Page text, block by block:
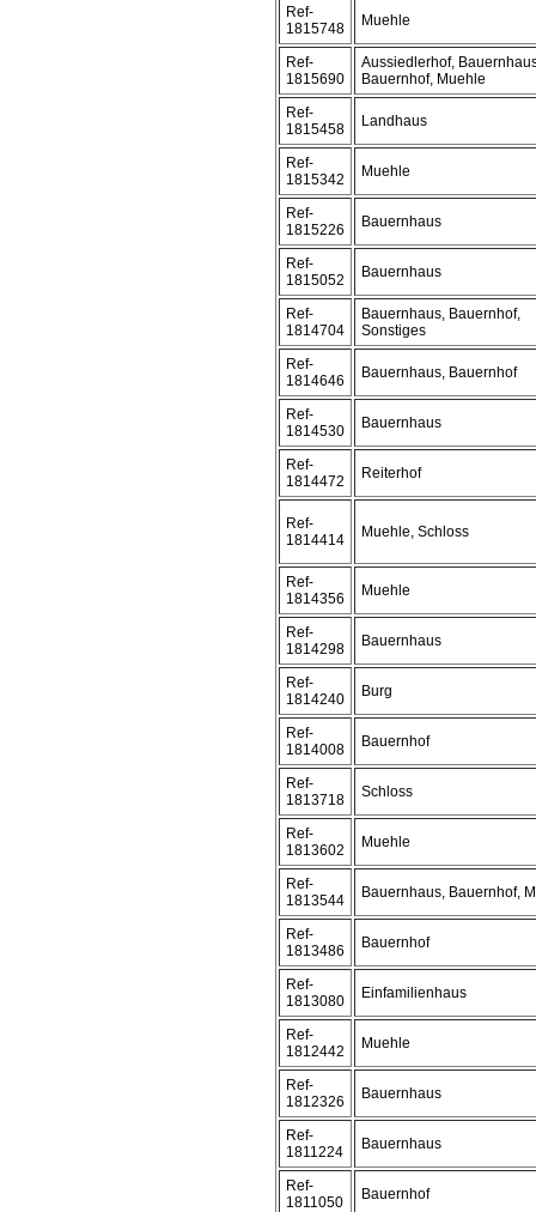
Ref-
1815748
Muehle
Ref-
1815690
Aussiedlerhof,
Bauernhof, Muehle
Ref-
1815458
Landhaus
Ref-
1815342
Muehle
Ref-
1815226
Bauernhaus
Ref-
1815052
Bauernhaus
Ref-
1814704
Bauernhaus, Bauernhof,
Sonstiges
Ref-
1814646
Bauernhaus, Bauernhof
Ref-
1814530
Bauernhaus
Ref-
1814472
Reiterhof
Ref-
1814414
Muehle, Schloss
Ref-
1814356
Muehle
Ref-
1814298
Bauernhaus
Ref-
1814240
Burg
Ref-
1814008
Bauernhof
Ref-
1813718
Schloss
Ref-
1813602
Muehle
Ref-
1813544
Bauernhaus, Bauernhof,
Ref-
1813486
Bauernhof
Ref-
1813080
Einfamilienhaus
Ref-
1812442
Muehle
Ref-
1812326
Bauernhaus
Ref-
1811224
Bauernhaus
Ref-
1811050
Bauernhof